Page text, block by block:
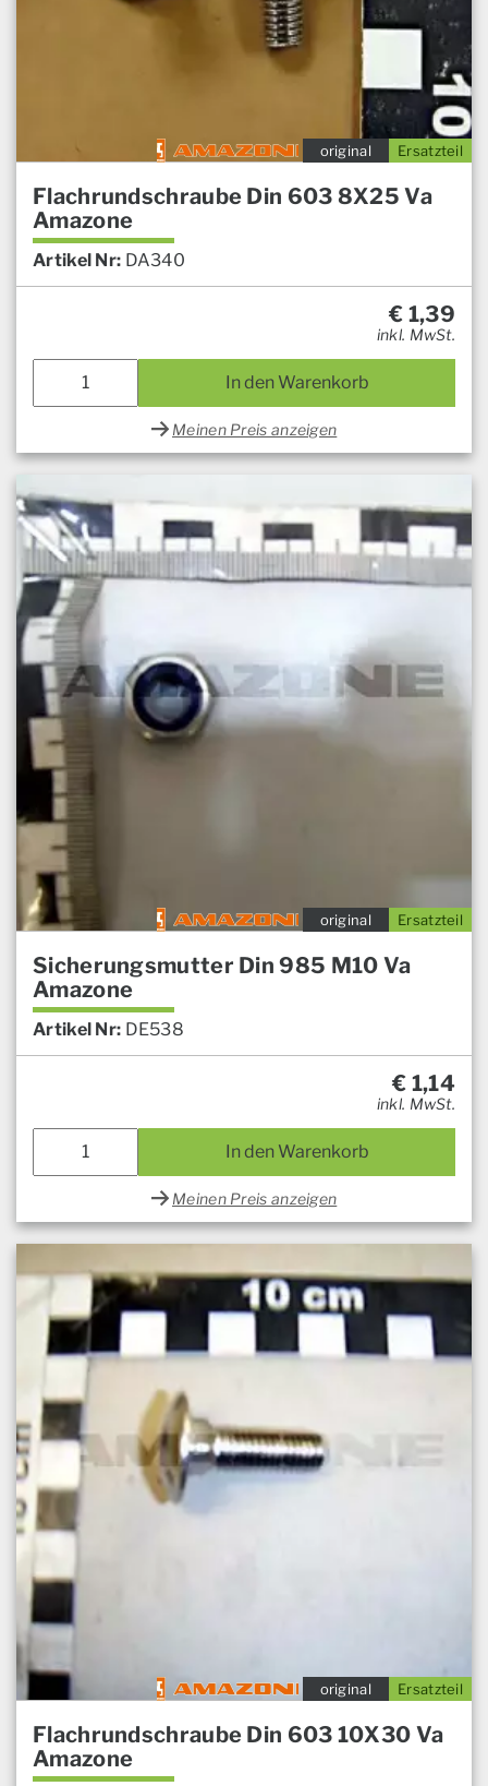
Ersatzteil
original
Flachrundschraube Din 603 8X25 Va
Amazone
Artikel Nr: DA340
€ 1,39
inkl. MwSt.
In den Warenkorb
Meinen Preis anzeigen
Ersatzteil
original
Sicherungsmutter Din 985 M10 Va
Amazone
Artikel Nr: DE538
€ 1,14
inkl. MwSt.
In den Warenkorb
Meinen Preis anzeigen
Ersatzteil
original
Flachrundschraube Din 603 10X30 Va
Amazone